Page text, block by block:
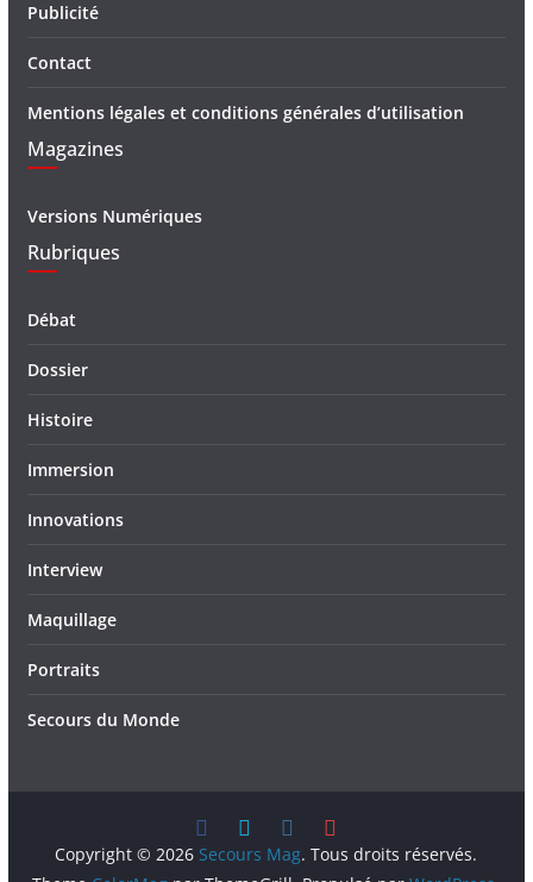
Publicité
Contact
Mentions légales et conditions générales d’utilisation
Magazines
Versions Numériques
Rubriques
Débat
Dossier
Histoire
Immersion
Innovations
Interview
Maquillage
Portraits
Secours du Monde
Copyright © 2026 Secours Mag. Tous droits réservés.